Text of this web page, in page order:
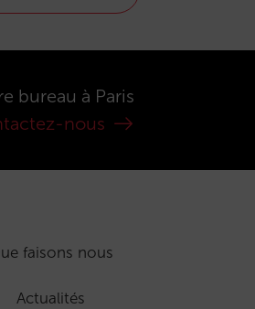
bureau à Paris
nous
faisons nous
Actualités